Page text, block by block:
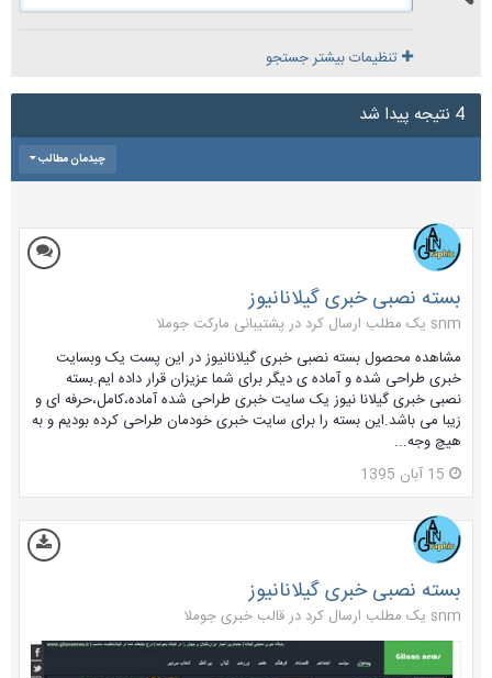
تنظیمات بیشتر جستجو
4 نتیجه پیدا شد
چیدمان مطالب
بسته نصبی خبری گیلانانیوز
snm یک مطلب ارسال کرد در
پشتیبانی مارکت جوملا
مشاهده محصول بسته نصبی خبری گیلانانیوز در این پست یک وبسایت
خبری طراحی شده و آماده ی دیگر برای شما عزیزان قرار داده ایم.بسته
نصبی خبری گیلانا نیوز یک سایت خبری طراحی شده آماده،کامل،حرفه ای و
زیبا می باشد.این بسته را برای سایت خبری خودمان طراحی کرده بودیم و به
هیچ وجه...
15 آبان 1395
بسته نصبی خبری گیلانانیوز
snm یک مطلب ارسال کرد در قالب خبری جوملا